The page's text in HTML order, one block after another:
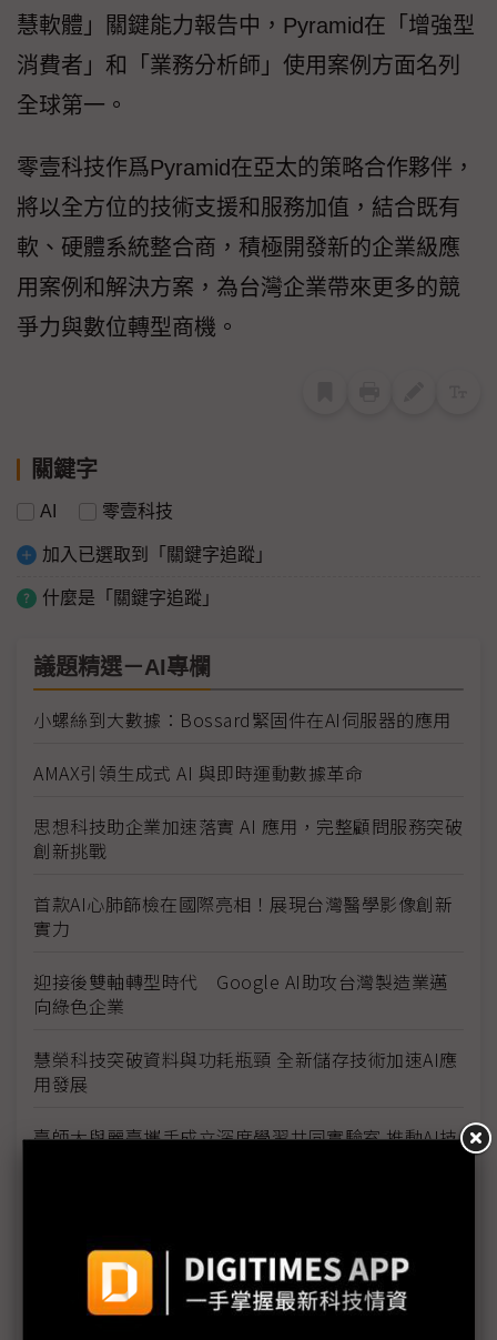
慧軟體」關鍵能力報告中，Pyramid在「增強型
消費者」和「業務分析師」使用案例方面名列
全球第一。
零壹科技作爲Pyramid在亞太的策略合作夥伴，
將以全方位的技術支援和服務加值，結合既有
軟、硬體系統整合商，積極開發新的企業級應
用案例和解決方案，為台灣企業帶來更多的競
爭力與數位轉型商機。
關鍵字
AI 零壹科技
加入已選取到「關鍵字追蹤」
什麼是「關鍵字追蹤」
議題精選－AI專欄
小螺絲到大數據：Bossard緊固件在AI伺服器的應用
AMAX引領生成式 AI 與即時運動數據革命
思想科技助企業加速落實 AI 應用，完整顧問服務突破
創新挑戰
首款AI心肺篩檢在國際亮相！展現台灣醫學影像創新
實力
迎接後雙軸轉型時代 Google AI助攻台灣製造業邁
向綠色企業
慧榮科技突破資料與功耗瓶頸 全新儲存技術加速AI應
用發展
臺師大與麗臺攜手成立深度學習共同實驗室 推動AI技
「優質創新獎」
運用科技力守護民眾生命財產安全 精誠集團協力宜蘭
縣政府部署AIoT智慧防災